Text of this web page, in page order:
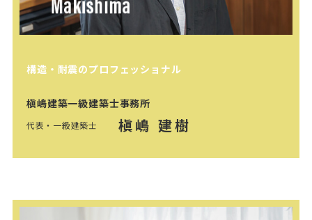
構造・耐震のプロフェッショナル
槇嶋建築一級建築士事務所
代表・一級建築士 槇嶋 建樹